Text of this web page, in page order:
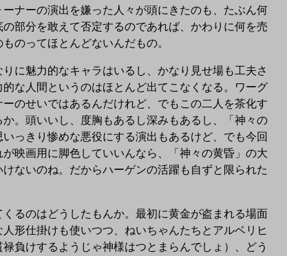
ナーの演出を嫌った人々が頭にきたのも、たぶん何
部分を敢えて否定するのであれば、かわりに何を売
のってほとんどないんだもの。
に魅力的なキャラはいるし、かなり見せ場も工夫さ
な人間というのはほとんど出てこなくなる。ワーグ
のせいではあるんだけれど、でもこの二人を茶化す
。頭いいし、度胸もあるし深みもあるし、「神々の
っきり惨めな悪役にする演出もあるけど、でも今回
映画用に脚色していいんなら、「神々の黄昏」の大
ないのね。だからハーゲンの活躍も自ずと限られた
るのはどうしたもんか。最初に黄金が盗まれる場面
形仕掛けも使いつつ、ねいちゃんたちとアルベリヒ
負けするようじゃ神様はつとまらんでしょ）、どう